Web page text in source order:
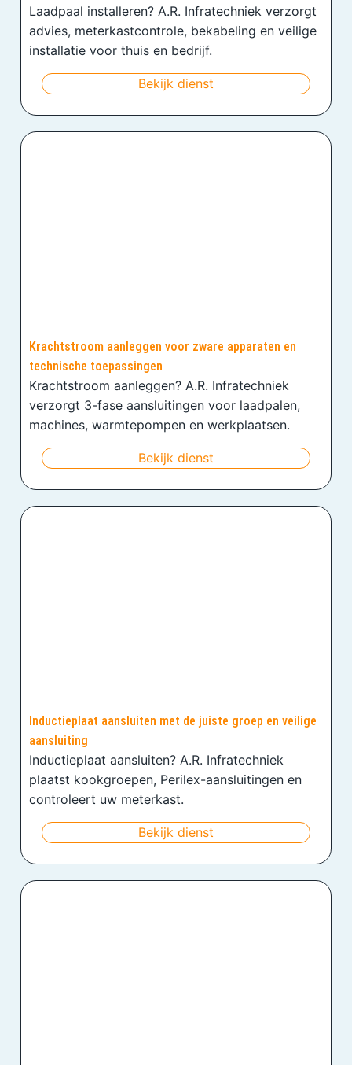
Laadpaal installeren? A.R. Infratechniek verzorgt
advies, meterkastcontrole, bekabeling en veilige
installatie voor thuis en bedrijf.
Bekijk dienst
Krachtstroom aanleggen voor zware apparaten en
technische toepassingen
Krachtstroom aanleggen? A.R. Infratechniek
verzorgt 3-fase aansluitingen voor laadpalen,
machines, warmtepompen en werkplaatsen.
Bekijk dienst
Inductieplaat aansluiten met de juiste groep en veilige
aansluiting
Inductieplaat aansluiten? A.R. Infratechniek
plaatst kookgroepen, Perilex-aansluitingen en
controleert uw meterkast.
Bekijk dienst